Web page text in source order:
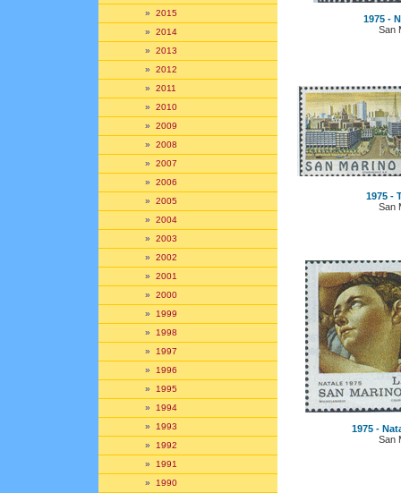
» 2015
» 2014
» 2013
» 2012
» 2011
» 2010
» 2009
» 2008
» 2007
» 2006
» 2005
» 2004
» 2003
» 2002
» 2001
» 2000
» 1999
» 1998
» 1997
» 1996
» 1995
» 1994
» 1993
» 1992
» 1991
» 1990
1975 -
San
1975 -
San
1975 -
San